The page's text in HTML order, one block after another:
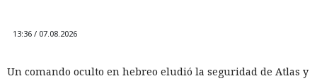
13:36 / 07.08.2026
Un comando oculto en hebreo eludió la seguridad de Atlas y